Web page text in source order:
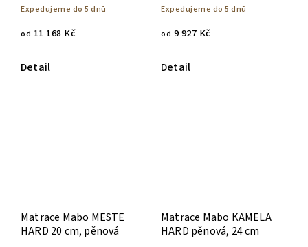
Expedujeme do 5 dnů
od 11 168 Kč
Detail
Expedujeme do 5 dnů
od 9 927 Kč
Detail
Matrace Mabo MESTE
HARD 20 cm, pěnová
Matrace Mabo KAMELA
HARD pěnová, 24 cm